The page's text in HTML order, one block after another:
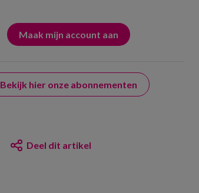
Bekijk hier onze abonnementen
Deel dit artikel